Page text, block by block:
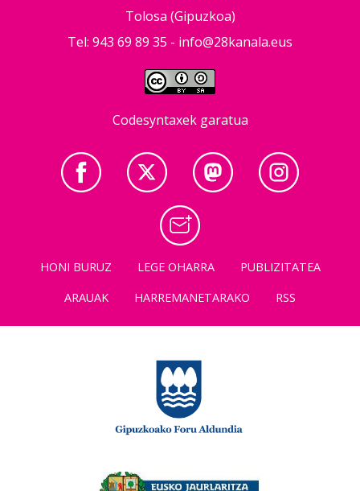
Tolosa (Gipuzkoa)
Tel: 943 69 89 35 - info@28kanala.eus
Codesyntaxek garatua
HONI BURUZ LEGE OHARRA
PUBLIZITATEA
ARAUAK
HARREMANETARAKO RSS